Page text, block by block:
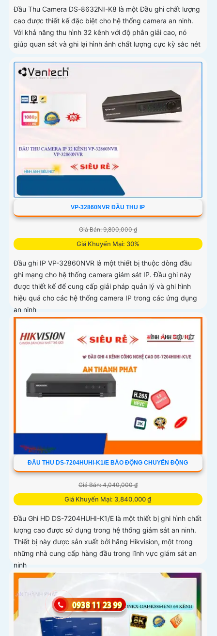
Đầu Thu Camera DS-8632NI-K8 là một Đầu ghi chất lượng
cao được thiết kế đặc biệt cho hệ thống camera an ninh.
Với khả năng thu hình 32 kênh với độ phân giải cao, nó
giúp quan sát và ghi lại hình ảnh chất lượng cực kỳ sắc nét
VP-32860NVR ĐẦU THU IP
Giá Bán: 9,800,000 ₫
Giá Khuyến Mại: 30%
Đầu ghi IP VP-32860NVR là một thiết bị thuộc dòng đầu
ghi mạng cho hệ thống camera giám sát IP. Đầu ghi này
được thiết kế để cung cấp giải pháp quản lý và ghi hình
hiệu quả cho các hệ thống camera IP trong các ứng dụng
an ninh
ĐẦU THU DS-7204HUHI-K1/E BÁO ĐỘNG CHUYỂN ĐỘNG
Giá Bán: 4,040,000 ₫
Giá Khuyến Mại: 3,840,000 ₫
Đầu Ghi HD DS-7204HUHI-K1/E là một thiết bị ghi hình chất
lượng cao được sử dụng trong hệ thống giám sát an ninh.
Thiết bị này được sản xuất bởi hãng Hikvision, một trong
những nhà cung cấp hàng đầu trong lĩnh vực giám sát an
ninh